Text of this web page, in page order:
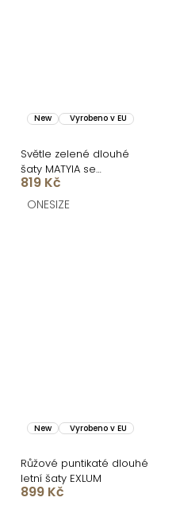
New Vyrobeno v EU
Světle zelené dlouhé
šaty MATYIA se
zavazováním
819 Kč
ONESIZE
New Vyrobeno v EU
Růžové puntikaté dlouhé
letní šaty EXLUM
899 Kč